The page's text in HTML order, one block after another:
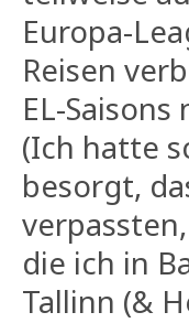
Europa-
Reisen
EL-
(Ich hatte
besorgt,
die ich in
Tallinn (&